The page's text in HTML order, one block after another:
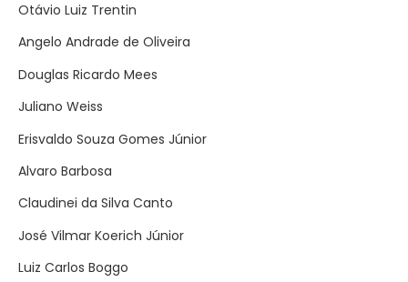
Otávio Luiz Trentin
Angelo Andrade de Oliveira
Douglas Ricardo Mees
Juliano Weiss
Erisvaldo Souza Gomes Júnior
Alvaro Barbosa
Claudinei da Silva Canto
José Vilmar Koerich Júnior
Luiz Carlos Boggo